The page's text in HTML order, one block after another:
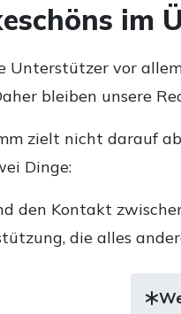
im
Unterstützer vor
bleiben unsere
zielt nicht darauf
Dinge:
den Kontakt
die alles